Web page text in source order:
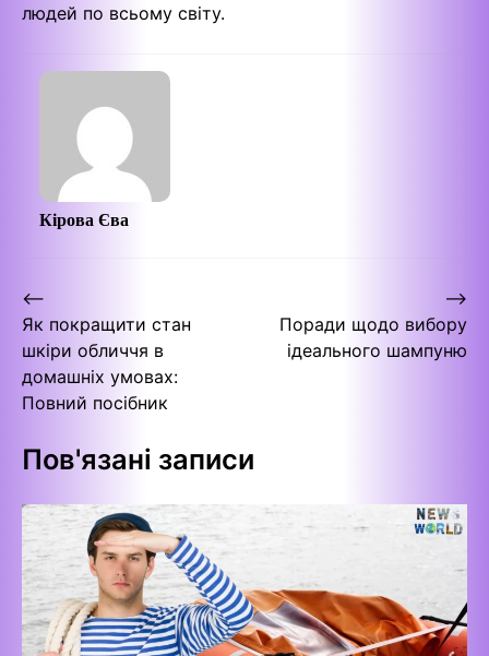
людей по всьому світу.
Кірова Єва
Навігація
записів
⟵
Як покращити стан
шкіри обличчя в
домашніх умовах:
Повний посібник
Поради щодо вибору
ідеального шампуню
⟶
Пов'язані записи